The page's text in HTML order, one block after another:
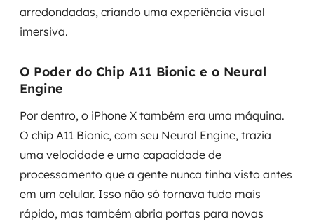
arredondadas, criando uma experiência visual
imersiva.
O Poder do Chip A11 Bionic e o Neural
Engine
Por dentro, o iPhone X também era uma máquina.
O chip A11 Bionic, com seu Neural Engine, trazia
uma velocidade e uma capacidade de
processamento que a gente nunca tinha visto antes
em um celular. Isso não só tornava tudo mais
rápido, mas também abria portas para novas